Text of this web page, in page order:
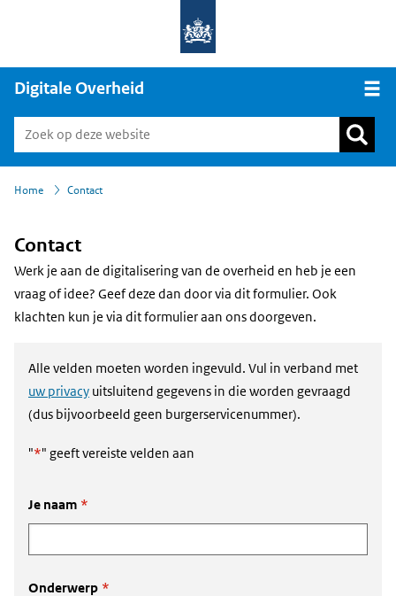
Digitale Overheid
Home
› Contact
Contact
Werk je aan de digitalisering van de overheid en heb je een
vraag of idee? Geef deze dan door via dit formulier. Ook
klachten kun je via dit formulier aan ons doorgeven.
Alle velden moeten worden ingevuld. Vul in verband met
uw privacy uitsluitend gegevens in die worden gevraagd
(dus bijvoorbeeld geen burgerservicenummer).
"*" geeft vereiste velden aan
Je naam *
Onderwerp *